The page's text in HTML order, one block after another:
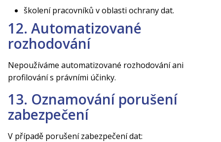
školení pracovníků v oblasti ochrany dat.
12. Automatizované
rozhodování
Nepoužíváme automatizované rozhodování ani
profilování s právními účinky.
13. Oznamování porušení
zabezpečení
V případě porušení zabezpečení dat: